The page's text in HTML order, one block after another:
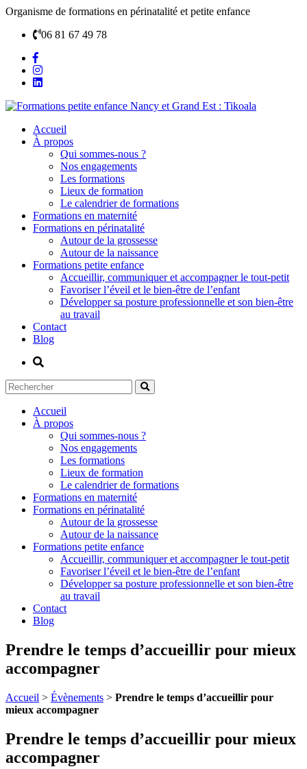
Organisme de formations en périnatalité et petite enfance
06 81 67 49 78
Accueil
À propos
Qui sommes-nous ?
Nos engagements
Les formations
Lieux de formation
Le calendrier de formations
Formations en maternité
Formations en périnatalité
Autour de la grossesse
Autour de la naissance
Formations petite enfance
Accueillir, communiquer et accompagner le tout-petit
Favoriser l’éveil et le bien-être de l’enfant
Développer sa posture professionnelle et son bien-être
au travail
Contact
Blog
Accueil
À propos
Qui sommes-nous ?
Nos engagements
Les formations
Lieux de formation
Le calendrier de formations
Formations en maternité
Formations en périnatalité
Autour de la grossesse
Autour de la naissance
Formations petite enfance
Accueillir, communiquer et accompagner le tout-petit
Favoriser l’éveil et le bien-être de l’enfant
Développer sa posture professionnelle et son bien-être
au travail
Contact
Blog
Prendre le temps d’accueillir pour mieux
accompagner
Accueil > Évènements > Prendre le temps d’accueillir pour
mieux accompagner
Prendre le temps d’accueillir pour mieux
accompagner